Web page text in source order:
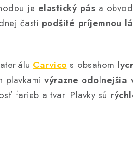
je elastický pás a
časti podšité príjemnou
Carvico s obsahom
plavkami výrazne odolnejšia
farieb a tvar. Plavky sú